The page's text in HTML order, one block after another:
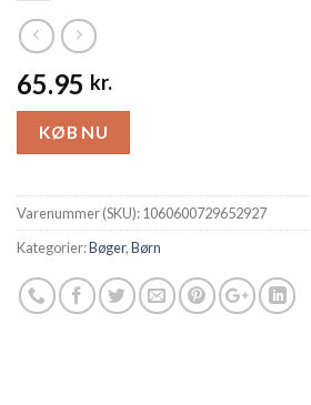
65.95 kr.
KØB NU
Varenummer (SKU):1060600729652927
Kategorier:Bøger,Børn